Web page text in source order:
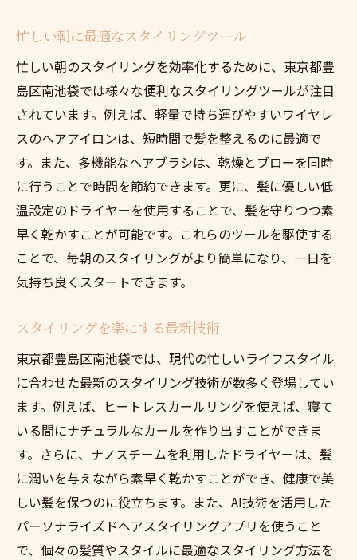
忙しい朝に最適なスタイリングツール
忙しい朝のスタイリングを効率化するために、東京都豊
島区南池袋では様々な便利なスタイリングツールが注目
されています。例えば、軽量で持ち運びやすいワイヤレ
スのヘアアイロンは、短時間で髪を整えるのに最適で
す。また、多機能なヘアブラシは、乾燥とブローを同時
に行うことで時間を節約できます。更に、髪に優しい低
温設定のドライヤーを使用することで、髪を守りつつ素
早く乾かすことが可能です。これらのツールを駆使する
ことで、毎朝のスタイリングがより簡単になり、一日を
気持ち良くスタートできます。
スタイリングを楽にする最新技術
東京都豊島区南池袋では、現代の忙しいライフスタイル
に合わせた最新のスタイリング技術が数多く登場してい
ます。例えば、ヒートレスカールリングを使えば、寝て
いる間にナチュラルなカールを作り出すことができま
す。さらに、ナノスチームを利用したドライヤーは、髪
に潤いを与えながら素早く乾かすことができ、健康で美
しい髪を保つのに役立ちます。また、AI技術を活用した
パーソナライズドヘアスタイリングアプリを使うこと
で、個々の髪質やスタイルに最適なスタイリング方法を